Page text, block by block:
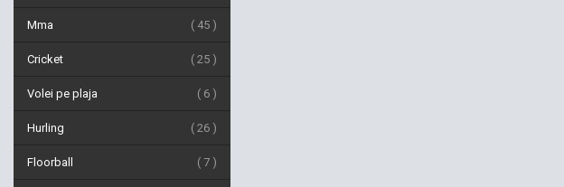
Mma 45
Cricket 25
Volei pe plaja 6
Hurling 26
Floorball 7